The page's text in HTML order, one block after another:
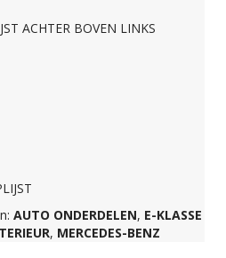
ACHTER BOVEN LINKS
AUTO ONDERDELEN, E-KLASSE
, MERCEDES-BENZ